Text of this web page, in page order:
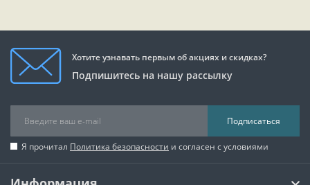
Хотите узнавать первым об акциях и скидках?
Подпишитесь на нашу рассылку
Подписаться
Я прочитал Политика безопасности и согласен с условиями